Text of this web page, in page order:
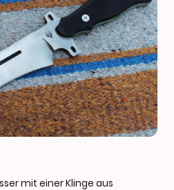
mit einer Klinge aus